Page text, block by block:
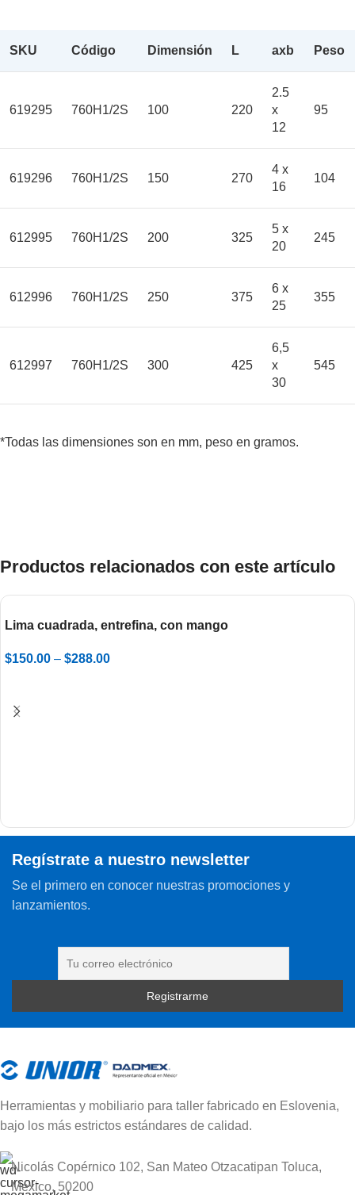
SKU Código Dimensión L axb Peso
619295 760H1/2S 100 220
2.5
x
12
95
619296 760H1/2S 150 270
4 x
16
104
612995 760H1/2S 200 325
5 x
20
245
612996 760H1/2S 250 375
6 x
25
355
612997 760H1/2S 300 425
6,5
x
30
545
*Todas las dimensiones son en mm, peso en gramos.
Productos relacionados con este artículo
Lima cuadrada, entrefina, con mango
$150.00 – $288.00
Regístrate a nuestro newsletter
Se el primero en conocer nuestras promociones y
lanzamientos.
Herramientas y mobiliario para taller fabricado en Eslovenia,
bajo los más estrictos estándares de calidad.
Nicolás Copérnico 102, San Mateo Otzacatipan Toluca,
México, 50200